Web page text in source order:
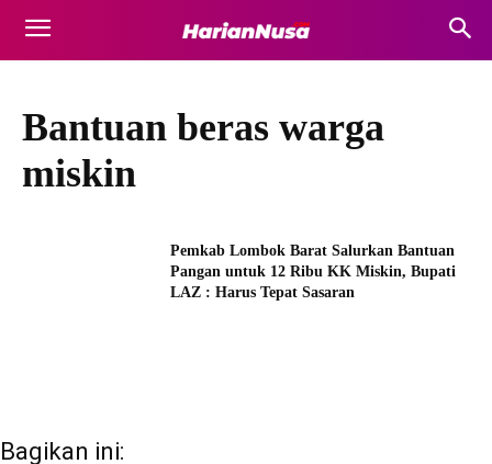
Bantuan beras warga
miskin
Pemkab Lombok Barat Salurkan Bantuan
Pangan untuk 12 Ribu KK Miskin, Bupati
LAZ : Harus Tepat Sasaran
Bagikan ini: